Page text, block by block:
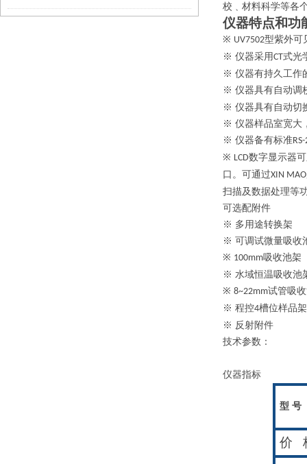
校﹑材料科学等各
仪器特点和功
※ UV7502型紫外可
※ 仪器采用CT式光
※ 仪器有持久工作
※ 仪器具有自动调
※ 仪器具有自动切
※ 仪器样品室宽大
※ 仪器备有标准
※ LCD数字显示器
口。可通过XIN MAO
扫描及数据处理等
可选配附件
※ 多用途转换架
※ 可调试微量吸收
※ 100mm吸收池架
※ 水域恒温吸收池
※ 8~22mm试管吸
※ 程控4槽位样品架
※ 反射附件
技术参数：
仪器指标
型 号
价